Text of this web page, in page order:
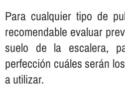
Para cualquier tipo de
recomendable evaluar
suelo de la escalera,
perfección cuáles serán
a utilizar.